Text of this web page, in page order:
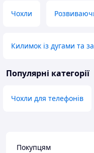
Чохли
Килимок із дугами та
Популярні категорії
Чохли для телефонів
Покупцям